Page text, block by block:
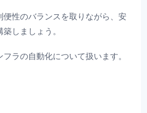
便性のバランスを取りながら、安
しましょう。
ラの自動化について扱います。